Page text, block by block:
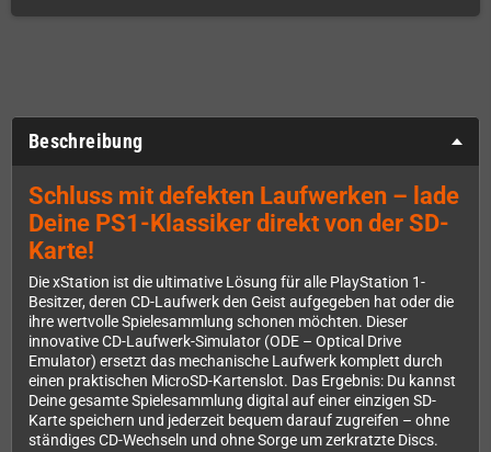
Beschreibung
Schluss mit defekten Laufwerken – lade
Deine PS1-Klassiker direkt von der SD-
Karte!
Die xStation ist die ultimative Lösung für alle PlayStation 1-
Besitzer, deren CD-Laufwerk den Geist aufgegeben hat oder die
ihre wertvolle Spielesammlung schonen möchten. Dieser
innovative CD-Laufwerk-Simulator (ODE – Optical Drive
Emulator) ersetzt das mechanische Laufwerk komplett durch
einen praktischen MicroSD-Kartenslot. Das Ergebnis: Du kannst
Deine gesamte Spielesammlung digital auf einer einzigen SD-
Karte speichern und jederzeit bequem darauf zugreifen – ohne
ständiges CD-Wechseln und ohne Sorge um zerkratzte Discs.